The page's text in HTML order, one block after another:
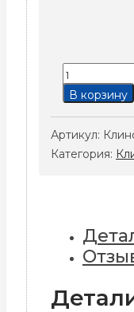
Количество
товара
ремень
SPB
В корзину
Артикул:
Категория: